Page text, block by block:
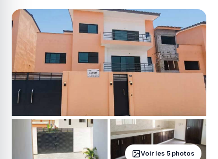
Voir les 5 photos